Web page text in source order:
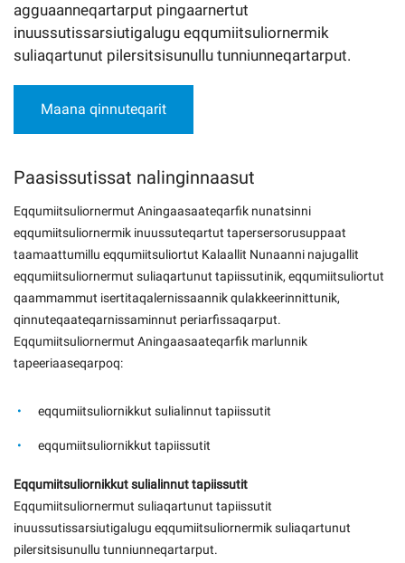
agguaanneqartarput pingaarnertut
inuussutissarsiutigalugu eqqumiitsuliornermik
suliaqartunut pilersitsisunullu tunniunneqartarput.
Maana qinnuteqarit
Paasissutissat nalinginnaasut
Eqqumiitsuliornermut Aningaasaateqarfik nunatsinni
eqqumiitsuliornermik inuussuteqartut tapersersorusuppaat
taamaattumillu eqqumiitsuliortut Kalaallit Nunaanni najugallit
eqqumiitsuliornermut suliaqartunut tapiissutinik, eqqumiitsuliortut
qaammammut isertitaqalernissaannik qulakkeerinnittunik,
qinnuteqaateqarnissaminnut periarfissaqarput.
Eqqumiitsuliornermut Aningaasaateqarfik marlunnik
tapeeriaaseqarpoq:
eqqumiitsuliornikkut sulialinnut tapiissutit
eqqumiitsuliornikkut tapiissutit
Eqqumiitsuliornikkut sulialinnut tapiissutit
Eqqumiitsuliornermut suliaqartunut tapiissutit
inuussutissarsiutigalugu eqqumiitsuliornermik suliaqartunut
pilersitsisunullu tunniunneqartarput.